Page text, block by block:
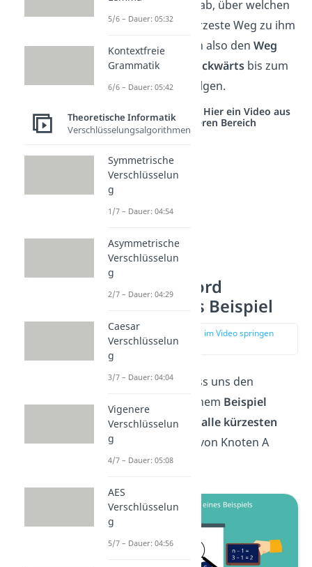
Knoten speichert
ab, über welchen
Vorgängerder kürzeste Weg zu ihm
verläuft. Man kann also denWeg
vomZielknoten rückwärts bis zum
Startknotenverfolgen.
Studyflix vernetzt: Hier ein Video aus
einem anderen Bereich
Bellmann Ford
Algorithmus Beispiel
zur Stelle im Video springen
(02:29)
Genug Theorie, lass uns den
Algorithmus an einem Beispiel
testen. Wir wollenalle kürzesten
Wege
ausgehend von Knoten A
finden.
5/6 – Dauer: 05:32
Kontextfreie
Grammatik
6/6 – Dauer: 05:42
Theoretische Informatik
Verschlüsselungsalgorithmen
Symmetrische
Verschlüsselun
g
1/7 – Dauer: 04:54
Asymmetrische
Verschlüsselun
g
2/7 – Dauer: 04:29
Caesar
Verschlüsselun
g
3/7 – Dauer: 04:04
Vigenere
Verschlüsselun
g
4/7 – Dauer: 05:08
AES
Verschlüsselun
g
5/7 – Dauer: 04:56